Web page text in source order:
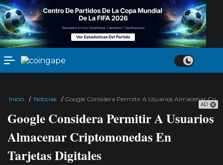
AD
Inicio / Noticias / Google Considera Permitir A Usuarios Almacenar
Google Considera Permitir A Usuarios
Almacenar Criptomonedas En
Tarjetas Digitales